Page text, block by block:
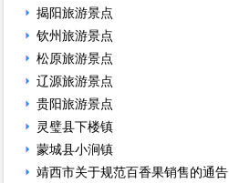
揭阳旅游景点
钦州旅游景点
松原旅游景点
辽源旅游景点
贵阳旅游景点
灵璧县下楼镇
蒙城县小涧镇
靖西市关于规范百香果销售的通告